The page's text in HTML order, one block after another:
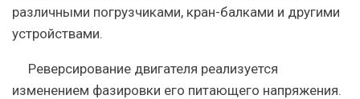
различными погрузчиками, кран-балками и другими
устройствами.
Реверсирование двигателя реализуется
изменением фазировки его питающего напряжения.